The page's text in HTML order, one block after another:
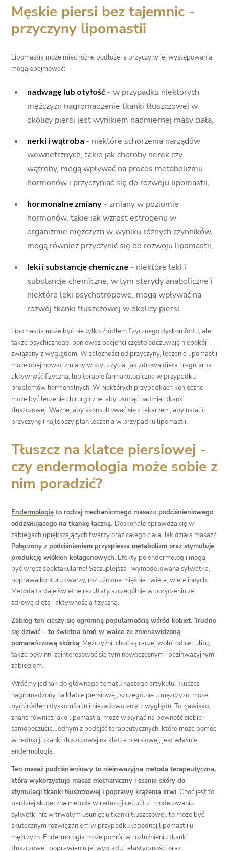
Męskie piersi bez tajemnic -
przyczyny lipomastii
Lipomastia może mieć różne podłoże, a przyczyny jej występowania
mogą obejmować:
nadwagę lub otyłość- w przypadku niektórych
mężczyzn nagromadzenie tkanki tłuszczowej w
okolicy piersi jest wynikiem nadmiernej masy ciała,
nerki i wątroba - niektóre schorzenia narządów
wewnętrznych, takie jak choroby nerek czy
wątroby, mogą wpływać na proces metabolizmu
hormonów i przyczyniać się do rozwoju lipomastii,
hormonalne zmiany- zmiany w poziomie
hormonów, takie jak wzrost estrogenu w
organizmie mężczyzn w wyniku różnych czynników,
mogą również przyczynić się do rozwoju lipomastii,
leki i substancje chemiczne- niektóre leki i
substancje chemiczne, w tym sterydy anaboliczne i
niektóre leki psychotropowe, mogą wpływać na
rozwój tkanki tłuszczowej w okolicy piersi.
Lipomastia może być nie tylko źródłem fizycznego dyskomfortu, ale
także psychicznego, ponieważ pacjenci często odczuwają niepokój
związany z wyglądem. W zależności od przyczyny, leczenie lipomastii
może obejmować zmiany w stylu życia, jak zdrowa dieta i regularna
aktywność fizyczna, lub terapie farmakologiczne w przypadku
problemów hormonalnych. W niektórych przypadkach konieczne
może być leczenie chirurgiczne, aby usunąć nadmiar tkanki
tłuszczowej. Ważne, aby skonsultować się z lekarzem, aby ustalić
przyczynę i najlepszy plan leczenia w przypadku lipomastii.
Tłuszcz na klatce piersiowej -
czy endermologia może sobie z
nim poradzić?
Endermologia to rodzaj mechanicznego masażu podciśnieniowego
oddziałującego na tkankę łączną. Doskonale sprawdza się w
zabiegach upiększających twarzy oraz całego ciała. Jak działa masaż?
Połączony z podciśnieniem przyspiesza metabolizm oraz stymuluje
produkcję włókien kolagenowych. Efekty po endermologii mogą
być wręcz spektakularne! Szczuplejsza i wymodelowana sylwetka,
poprawa konturu twarzy, rozluźnione mięśnie i wiele, wiele innych.
Metoda ta daje świetne rezultaty szczególnie w połączeniu ze
zdrową dietą i aktywnością fizyczną.
Zabieg ten cieszy się ogromną popularnością wśród kobiet. Trudno
się dziwić – to świetna broń w walce ze znienawidzoną
pomarańczową skórką. Mężczyźni, choć są raczej wolni od cellulitu,
także powinni zainteresować się tym nowoczesnym i bezinwazyjnym
zabiegiem.
Wróćmy jednak do głównego tematu naszego artykułu. Tłuszcz
nagromadzony na klatce piersiowej, szczególnie u mężczyzn, może
być źródłem dyskomfortu i niezadowolenia z wyglądu. To zjawisko,
znane również jako lipomastia, może wpłynąć na pewność siebie i
samopoczucie. Jednym z podejść terapeutycznych, które może pomóc
w redukcji tkanki tłuszczowej na klatce piersiowej, jest właśnie
endermologia.
Ten masaż podciśnieniowy to nieinwazyjna metoda terapeutyczna,
która wykorzystuje masaż mechaniczny i ssanie skóry do
stymulacji tkanki tłuszczowej i poprawy krążenia krwi. Choć jest to
bardziej skuteczna metoda w redukcji cellulitu i modelowaniu
sylwetki niż w trwałym usunięciu tkanki tłuszczowej, to może być
skutecznym rozwiązaniem w przypadku łagodnej lipomastii u
mężczyzn. Endermologia może pomóc w rozluźnieniu tkanki
tłuszczowej, poprawieniu jej wyglądu i elastyczności oraz